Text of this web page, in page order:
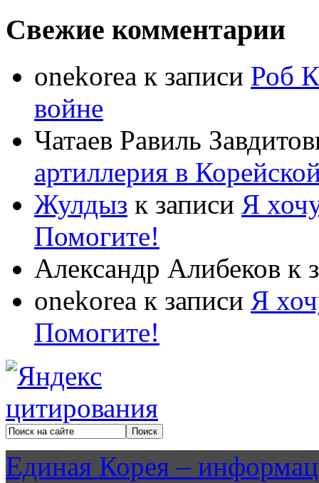
Свежие комментарии
onekorea к записи Роб
войне
Чатаев Равиль
артиллерия в
Жулдыз к записи Я
Помогите!
Александр Алибеков к
onekorea к записи Я
Помогите!
Единая Корея –